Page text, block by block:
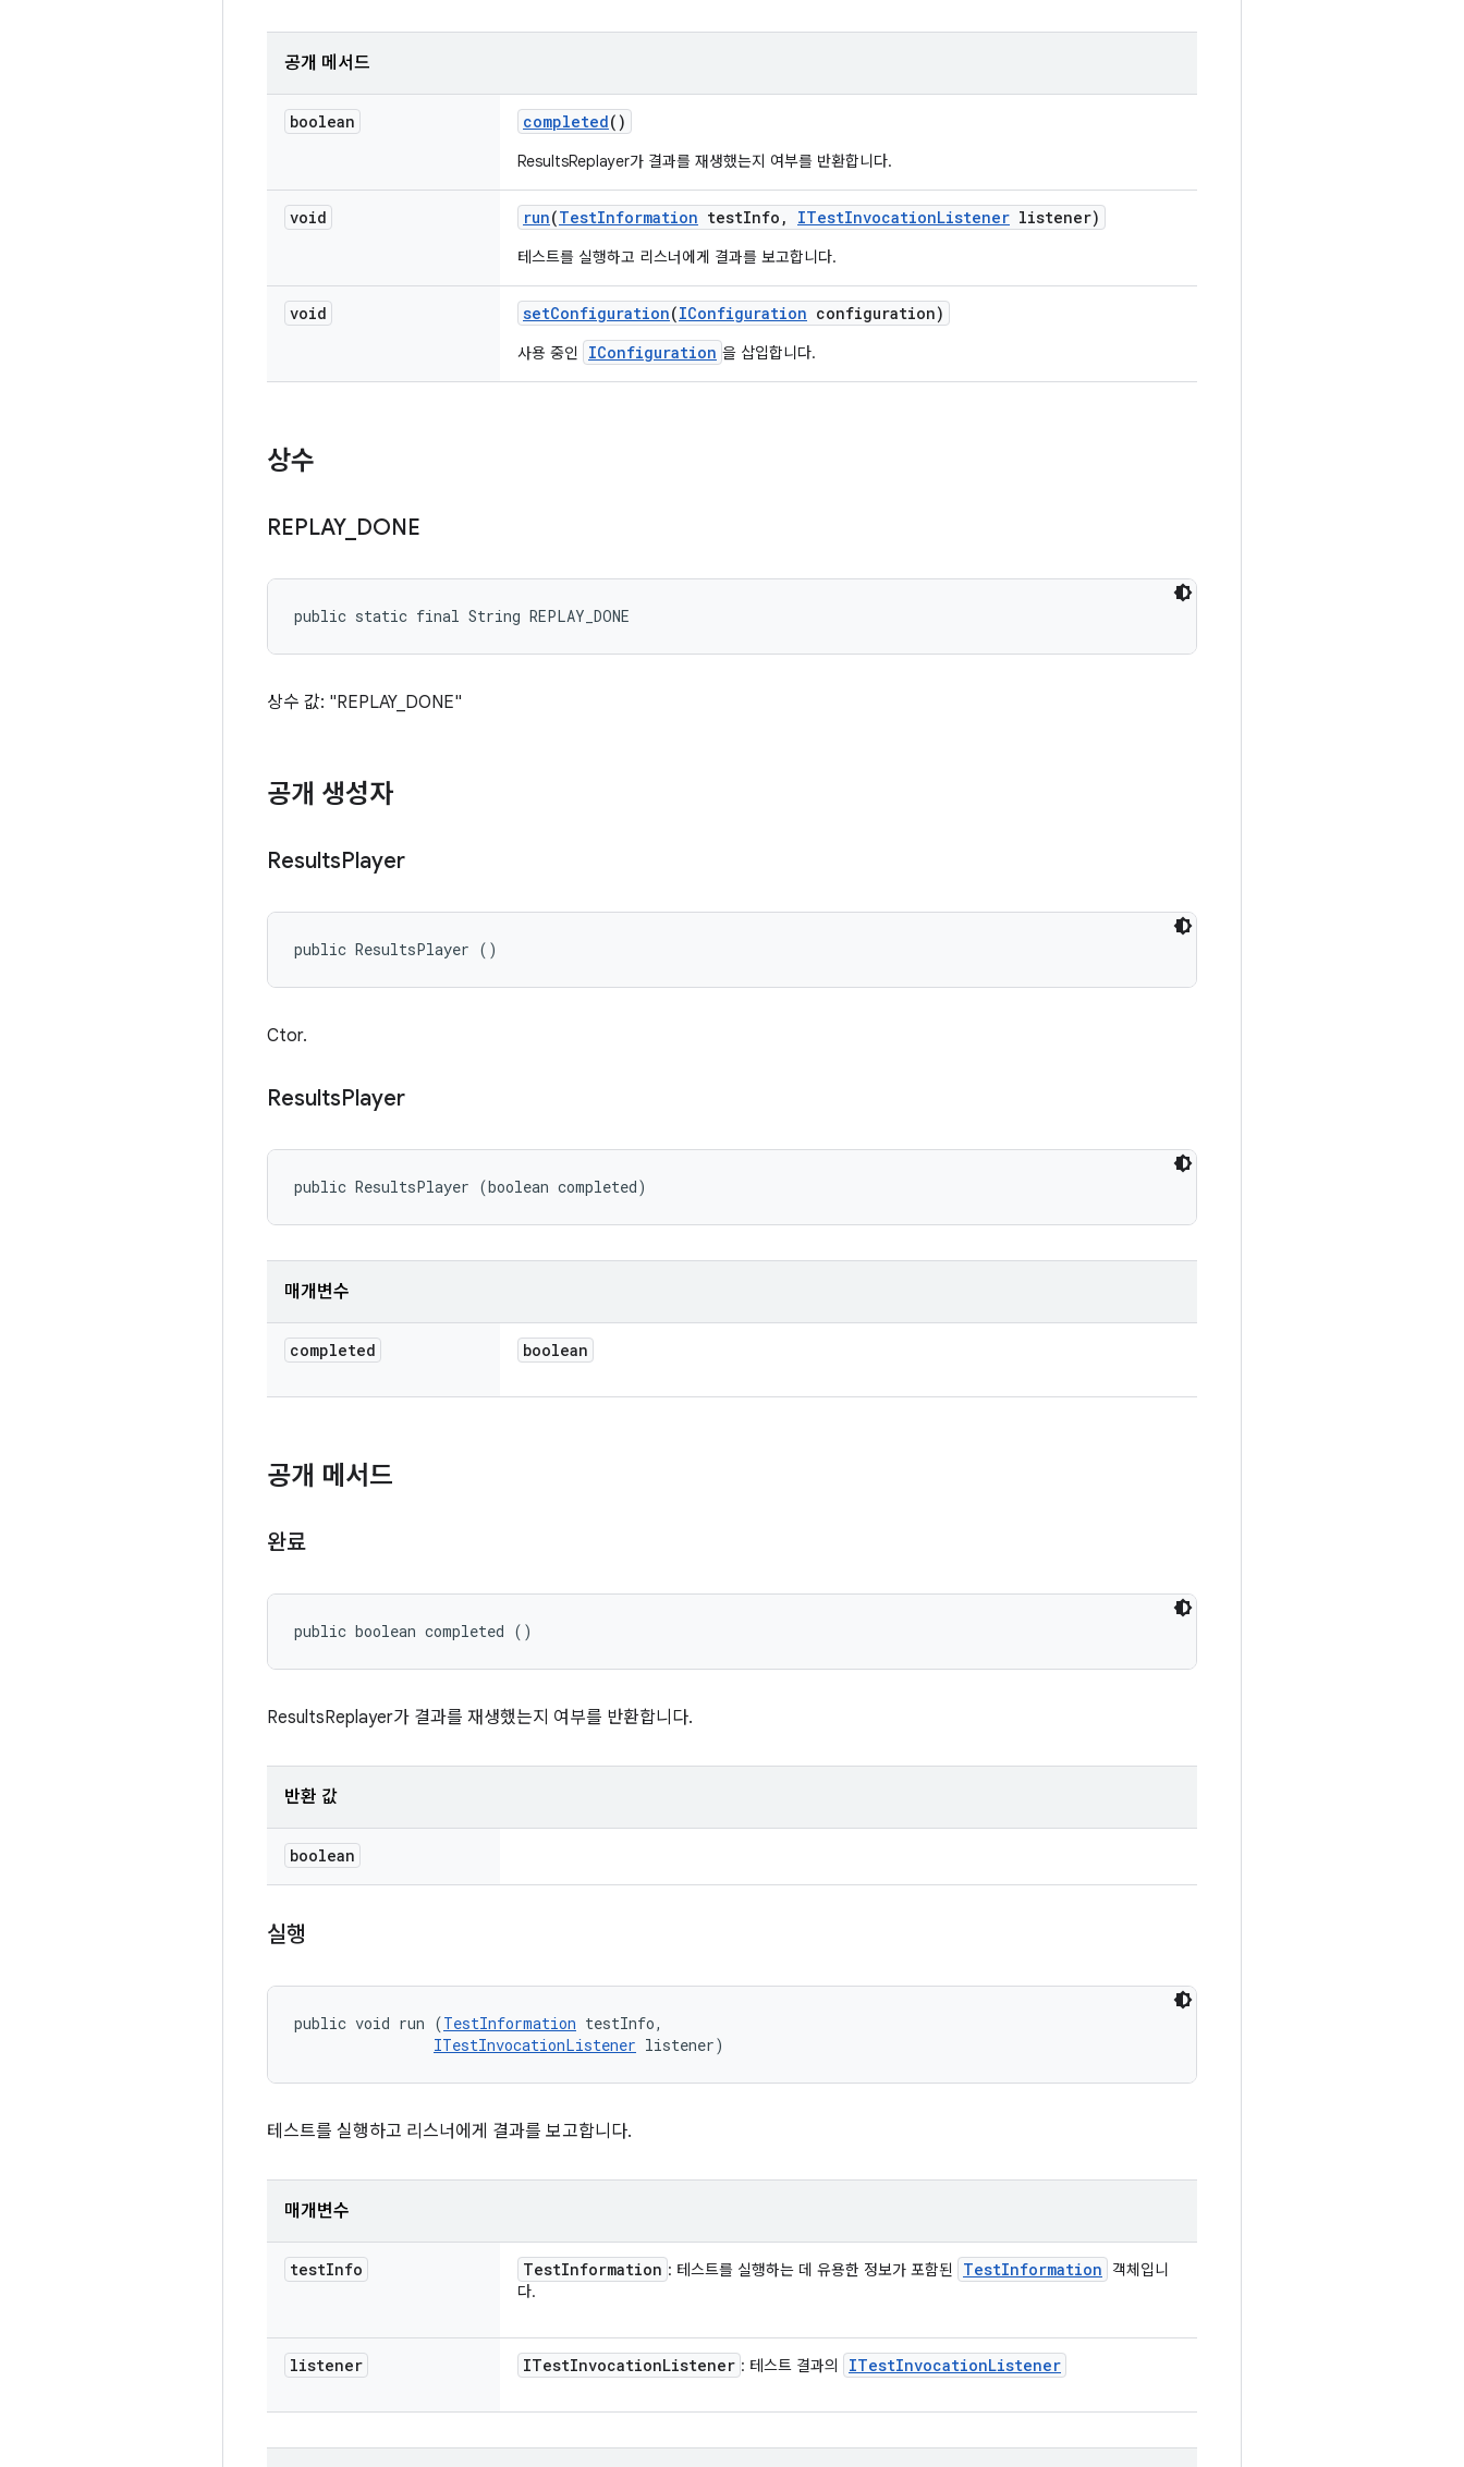
공개 메서드
boolean completed()
ResultsReplayer가 결과를 재생했는지 여부를 반환합니다.
void run(TestInformation testInfo , ITestInvocationListener listener)
테스트를 실행하고 리스너에게 결과를 보고합니다.
void setConfiguration(IConfiguration configuration)
사용 중인 IConfiguration 을 삽입합니다.
상수
REPLAY_ DONE
public static final String REPLAY_DONE
상수 값: "REPLAY_DONE"
공개 생성자
ResultsPlayer
public ResultsPlayer ()
Ctor.
ResultsPlayer
public ResultsPlayer (boolean completed)
매개변수
completed boolean
공개 메서드
완료
public boolean completed ()
ResultsReplayer가 결과를 재생했는지 여부를 반환합니다.
반환 값
boolean
실행
public void run (TestInformation testInfo,
ITestInvocationListener listener)
테스트를 실행하고 리스너에게 결과를 보고합니다.
매개변수
testInfo TestInformation : 테스트를 실행하는 데 유용한 정보가 포함된 TestInformation
객체입니
다.
listener ITestInvocationListener : 테스트 결과의 ITestInvocationListener